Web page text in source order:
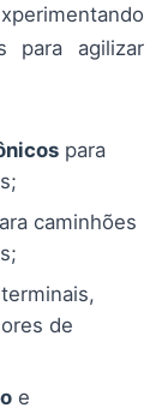
para agilizar
para
caminhões
de
e